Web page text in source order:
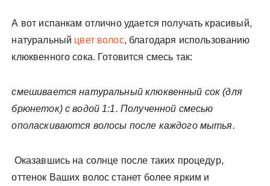
А вот испанкам отлично удается получать красивый,
натуральный цвет волос, благодаря использованию
клюквенного сока. Готовится смесь так:
смешивается натуральный клюквенный сок (для
брюнеток) с водой 1:1. Полученной смесью
ополаскиваются волосы после каждого мытья.
Оказавшись на солнце после таких процедур,
оттенок Ваших волос станет более ярким и